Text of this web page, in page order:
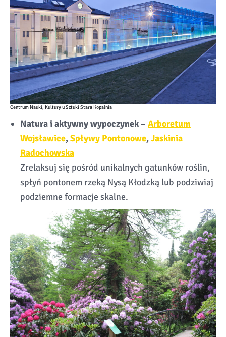
Centrum Nauki, Kultury u Sztuki Stara Kopalnia
Natura i aktywny wypoczynek – Arboretum
Wojsławice,Spływy Pontonowe,Jaskinia
Radochowska
Zrelaksuj się pośród unikalnych gatunków roślin,
spłyń pontonem rzeką Nysą Kłodzką lub podziwiaj
podziemne formacje skalne.